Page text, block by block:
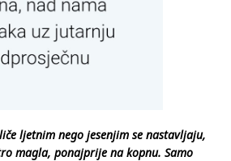
ljetnim nego jesenjim se nastavljaju,
magla, ponajprije na kopnu. Samo